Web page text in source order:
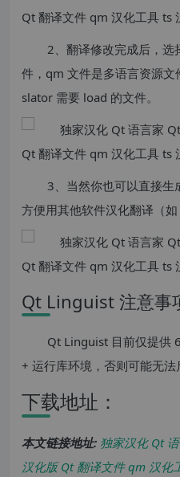
2、翻译修改完成后，选
件，qm 文件是多语言资源文
slator 需要 load 的文件。
3、当然你也可以直接生
方便用其他软件汉化翻译（如
Qt Linguist 注意事
Qt Linguist 目前仅提供
+ 运行库环境，否则可能无法
下载地址：
本文链接地址: 独家汉化 Qt
汉化版 Qt 翻译文件 qm 汉化